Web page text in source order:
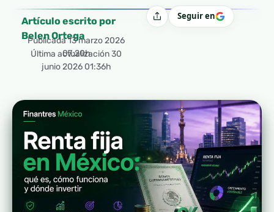
Artículo escrito por
Belen Ortega
Publicada13 marzo 2026
07:20h
Última actualización 30
junio 2026 01:36h
CompartirSeguir en